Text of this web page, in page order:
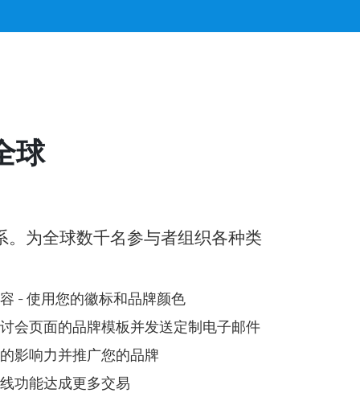
球
为全球数千名参与者组织各种类
- 使用您的徽标和品牌颜色
会页面的品牌模板并发送定制电子邮件
影响力并推广您的品牌
功能达成更多交易